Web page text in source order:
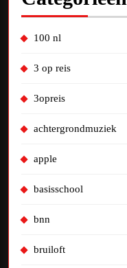
100 nl
3 op reis
3opreis
achtergrondmuziek
apple
basisschool
bnn
bruiloft